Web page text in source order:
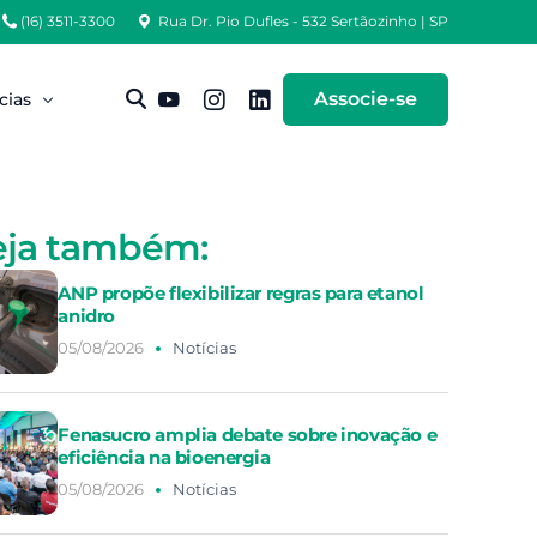
(16) 3511-3300 Rua Dr. Pio Dufles - 532 Sertãozinho | SP
Técnicos
Associe-se
também:
ANP propõe flexibilizar regras para etanol
anidro
05/08/2026 Notícias
Fenasucro amplia debate sobre inovação e
eficiência na bioenergia
05/08/2026 Notícias